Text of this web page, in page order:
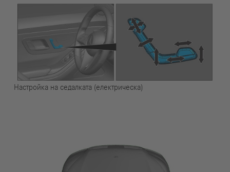
Настройка на седалката (електрическа)